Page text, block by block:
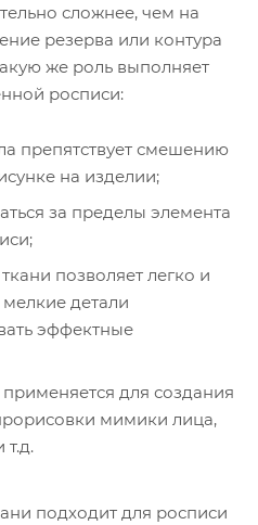
сложнее, чем на
резерва или контура
же роль выполняет
росписи:
препятствует смешению
на изделии;
за пределы элемента
позволяет легко и
детали
эффектные
для создания
мимики лица,
т.д.
подходит для росписи